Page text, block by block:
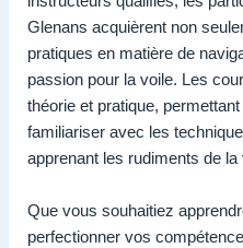
Glenans acquièrent non
pratiques en matière de
passion pour la voile. Les
théorie et pratique,
familiariser avec les
apprenant les rudiments de la
Que vous souhaitiez
perfectionner vos